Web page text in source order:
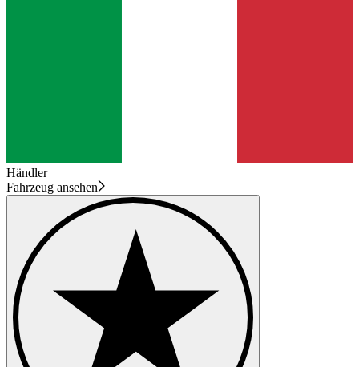
Händler
Fahrzeug ansehen